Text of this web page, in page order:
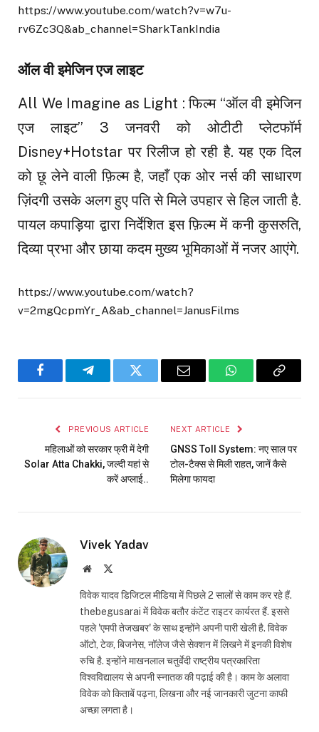
https://www.youtube.com/watch?v=w7u-
rv6Zc3Q&ab_channel=SharkTankIndia
ऑल वी इमेजिन एज लाइट
All We Imagine as Light : फिल्म “ऑल वी इमेजिन
एज लाइट” 3 जनवरी को ओटीटी प्लेटफॉर्म
Disney+Hotstar पर रिलीज हो रही है. यह एक दिल
को छू लेने वाली फ़िल्म है, जहाँ एक ओर नर्स की साधारण
ज़िंदगी उसके अलग हुए पति से मिले उपहार से हिल जाती है.
पायल कपाड़िया द्वारा निर्देशित इस फ़िल्म में कनी कुसरुति,
दिव्या प्रभा और छाया कदम मुख्य भूमिकाओं में नजर आएंगे.
https://www.youtube.com/watch?
v=2mgQcpmYr_A&ab_channel=JanusFilms
FacebookTelegramTwitter Email WhatsAppCopy
PREVIOUS ARTICLE
महिलाओं को सरकार फ्री में देगी
Solar Atta Chakki, जल्दी यहां से
करें अप्लाई..
NEXT ARTICLE
GNSS Toll System: नए साल पर
टोल-टैक्स से मिली राहत, जानें कैसे
मिलेगा फायदा
Vivek Yadav
Website
विवेक यादव डिजिटल मीडिया में पिछले 2 सालों से काम कर रहे हैं.
thebegusarai में विवेक बतौर कंटेंट राइटर कार्यरत हैं. इससे
पहले 'एमपी तेजखबर' के साथ इन्होंने अपनी पारी खेली है. विवेक
ऑटो, टेक, बिजनेस, नॉलेज जैसे सेक्शन में लिखने में इनकी विशेष
रुचि है. इन्होंने माखनलाल चतुर्वेदी राष्ट्रीय पत्रकारिता
विश्वविद्यालय से अपनी स्नातक की पढ़ाई की है। काम के अलावा
विवेक को किताबें पढ़ना, लिखना और नई जानकारी जुटना काफी
अच्छा लगता है।